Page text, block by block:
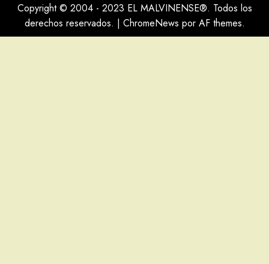
Copyright © 2004 - 2023 EL MALVINENSE®. Todos los
derechos reservados. | ChromeNews por AF themes.